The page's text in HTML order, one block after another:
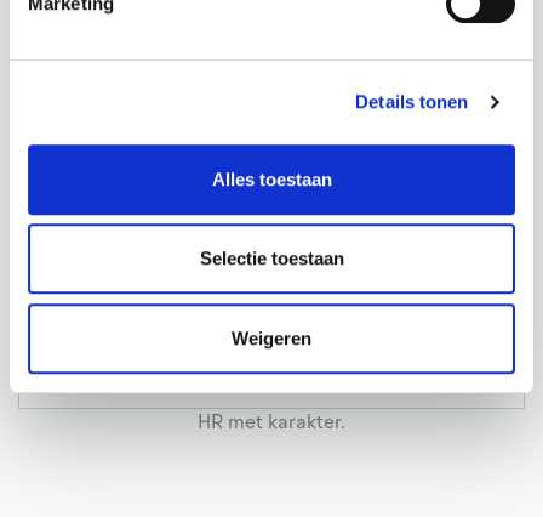
Details tonen
Alles toestaan
Selectie toestaan
Weigeren
Waarom Modoc?
alleen op je CV
Persoonlijke begeleiding, ook voor latente
werkzoekenden
Betrokken, mensgerichte aanpak
HR met karakter.